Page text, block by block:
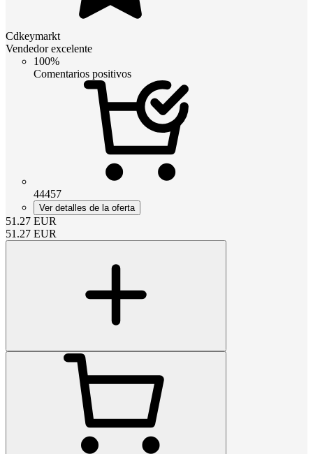
Cdkeymarkt
Vendedor excelente
100%
Comentarios positivos
44457
Ver detalles de la oferta
51.27 EUR
51.27 EUR